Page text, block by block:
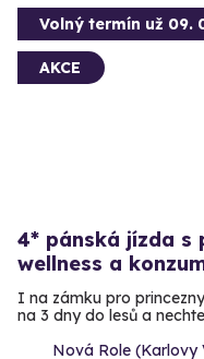
Volný termín už 09.
AKCE
4* pánská jízda s
wellness a
I na zámku pro
na 3 dny do lesů a
Nová Role (Karlovy